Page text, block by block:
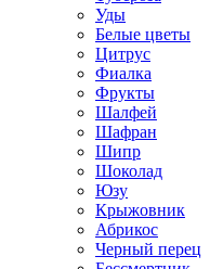
Уды
Белые цветы
Цитрус
Фиалка
Фрукты
Шалфей
Шафран
Шипр
Шоколад
Юзу
Крыжовник
Абрикос
Черный перец